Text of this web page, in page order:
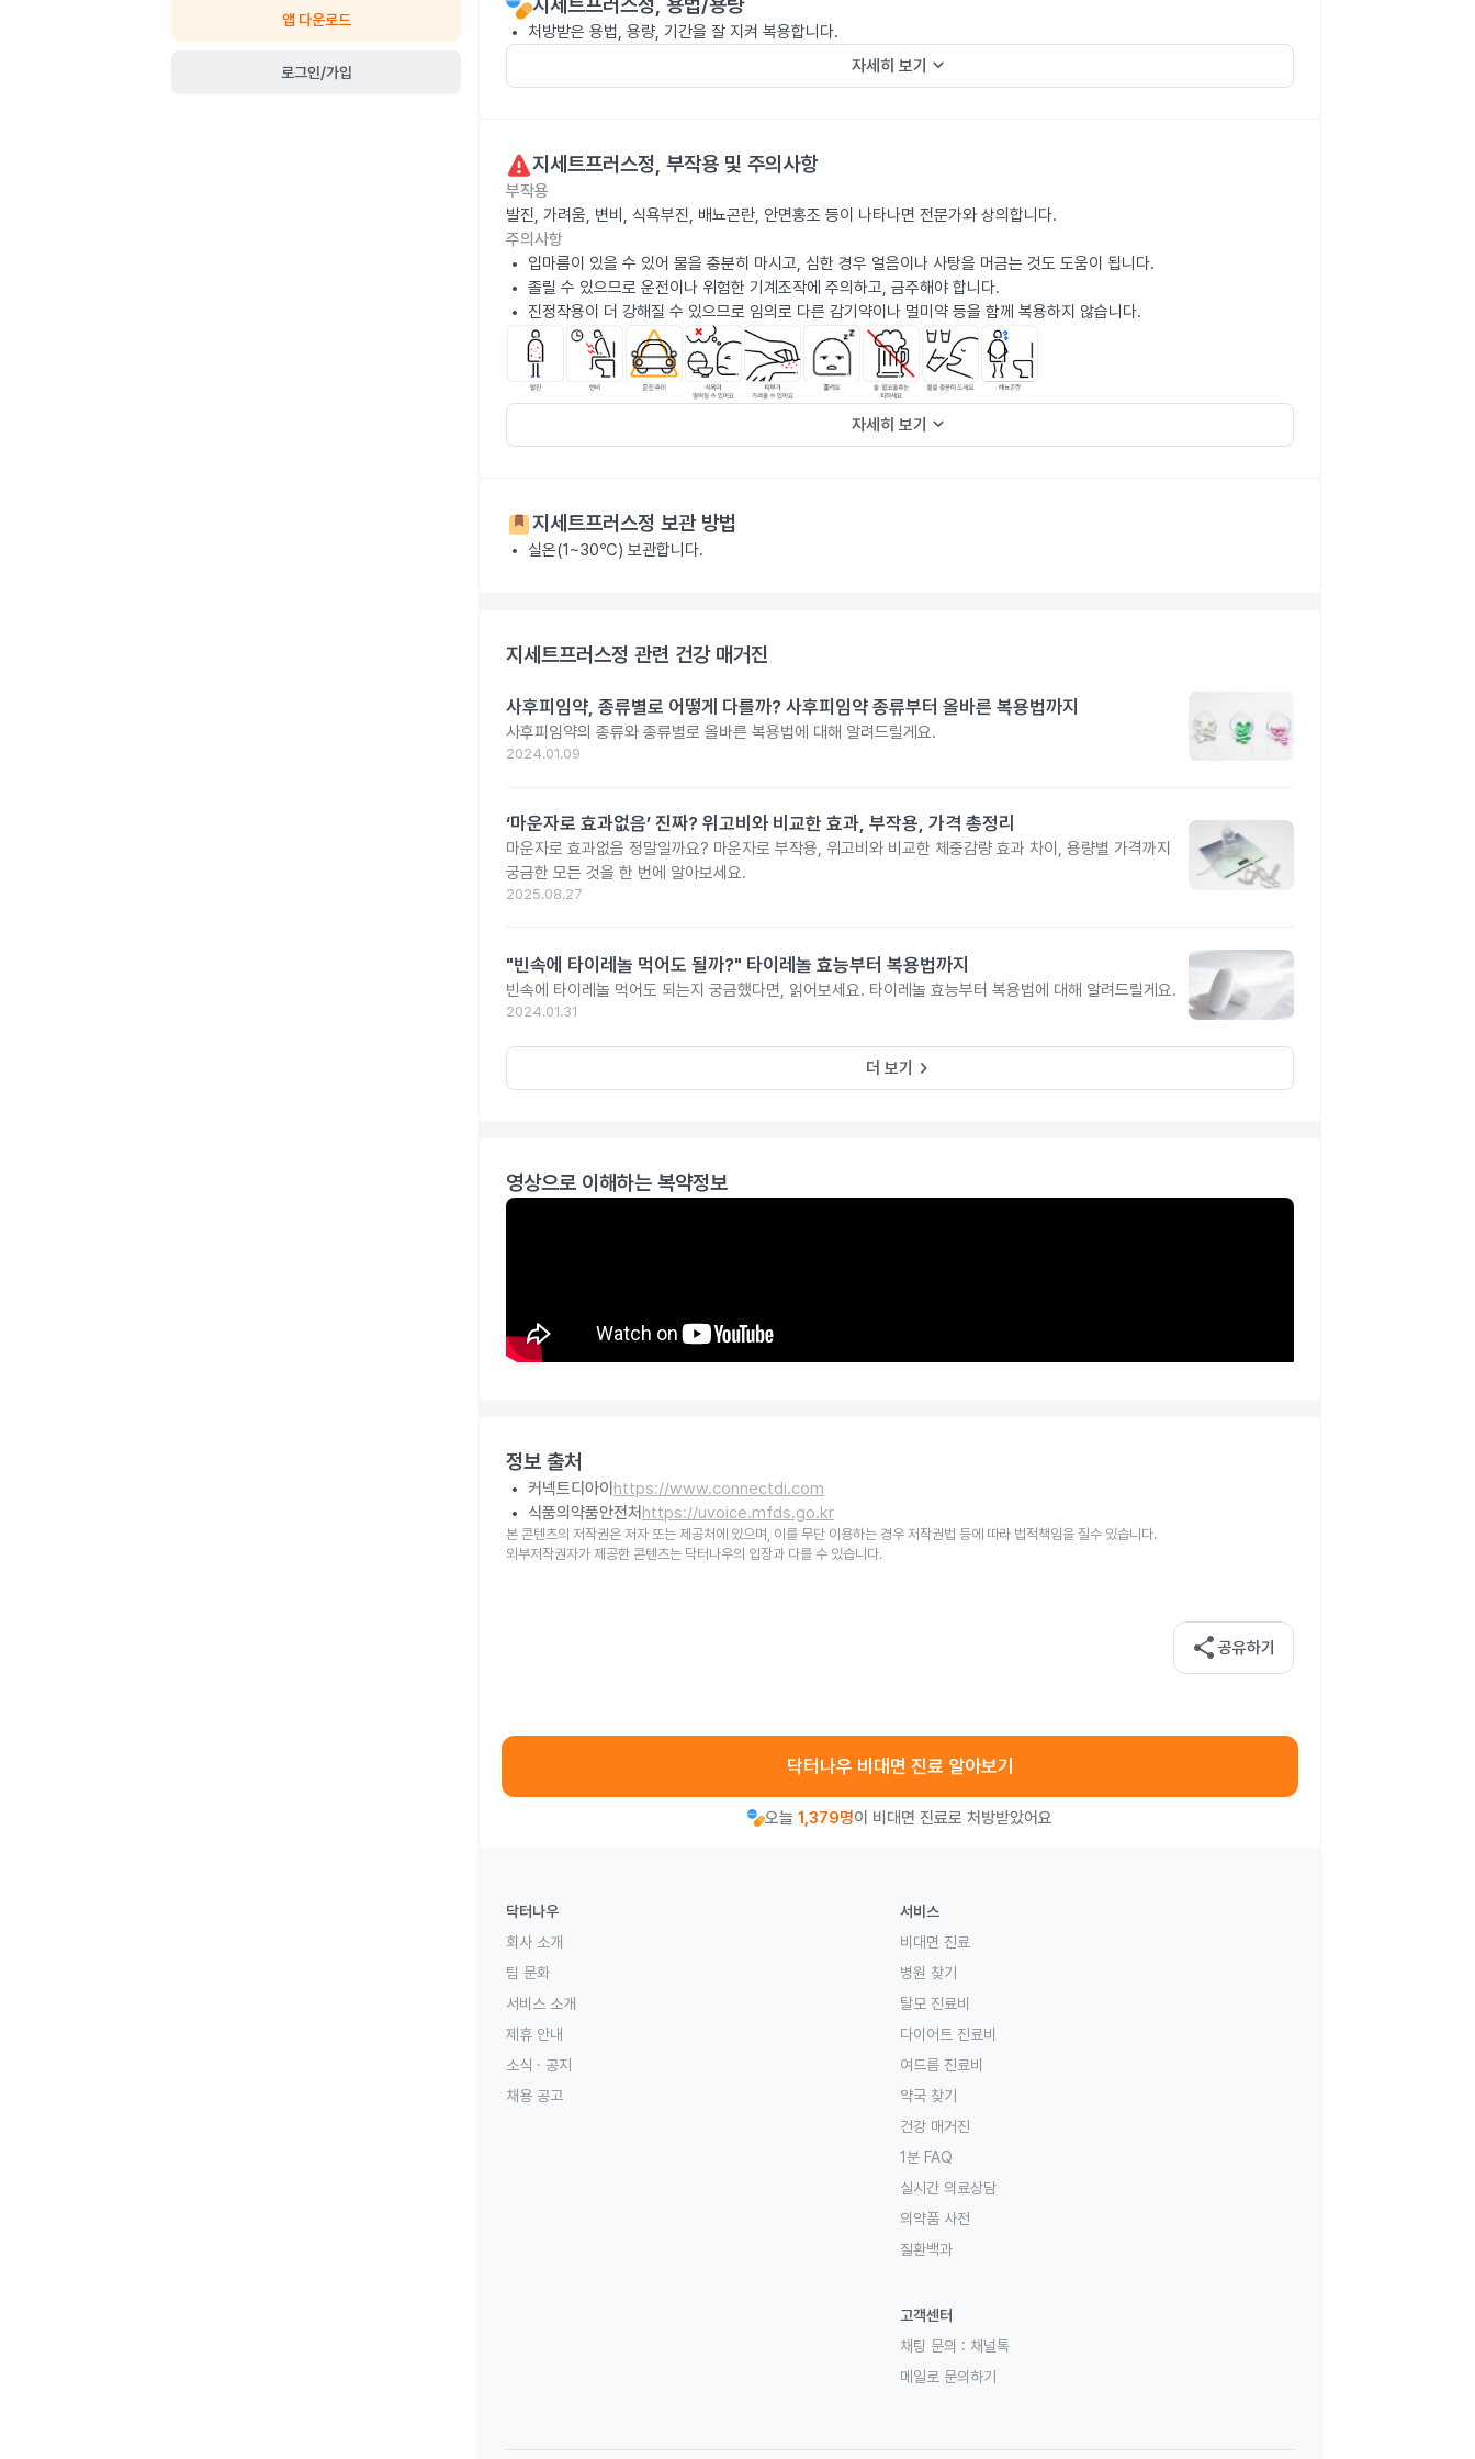
앱 다운로드
로그인/가입
처방받은 용법, 용량, 기간을 잘 지켜 복용합니다.
자세히 보기 keyboard_arrow_down
지세트프러스정, 부작용 및 주의사항
부작용
발진, 가려움, 변비, 식욕부진, 배뇨곤란, 안면홍조 등이 나타나면 전문가와 상의합니다.
주의사항
입마름이 있을 수 있어 물을 충분히 마시고, 심한 경우 얼음이나 사탕을 머금는 것도 도움이 됩니다.
졸릴 수 있으므로 운전이나 위험한 기계조작에 주의하고, 금주해야 합니다.
진정작용이 더 강해질 수 있으므로 임의로 다른 감기약이나 멀미약 등을 함께 복용하지 않습니다.
자세히 보기 keyboard_arrow_down
지세트프러스정 보관 방법
실온(1~30℃) 보관합니다.
지세트프러스정 관련 건강 매거진
사후피임약, 종류별로 어떻게 다를까? 사후피임약 종류부터 올바른 복용법까지
사후피임약의 종류와 종류별로 올바른 복용법에 대해 알려드릴게요.
2024.01.09
‘마운자로 효과없음’ 진짜? 위고비와 비교한 효과, 부작용, 가격 총정리
마운자로 효과없음 정말일까요? 마운자로 부작용, 위고비와 비교한 체중감량 효과 차이, 용량별 가격까지
궁금한 모든 것을 한 번에 알아보세요.
2025.08.27
"빈속에 타이레놀 먹어도 될까?" 타이레놀 효능부터 복용법까지
빈속에 타이레놀 먹어도 되는지 궁금했다면, 읽어보세요. 타이레놀 효능부터 복용법에 대해 알려드릴게요.
2024.01.31
더 보기 keyboard_arrow_right
영상으로 이해하는 복약정보
정보 출처
커넥트디아이 https://www.connectdi.com
식품의약품안전처 https://uvoice.mfds.go.kr
본 콘텐츠의 저작권은 저자 또는 제공처에 있으며, 이를 무단 이용하는 경우 저작권법 등에 따라 법적책임을 질수 있습니다.
외부저작권자가 제공한 콘텐츠는 닥터나우의 입장과 다를 수 있습니다.
share 공유하기
닥터나우 비대면 진료 알아보기
오늘 1,379명이 비대면 진료로 처방받았어요
닥터나우
회사 소개
팀 문화
서비스 소개
제휴 안내
소식 · 공지
채용 공고
서비스
비대면 진료
병원 찾기
탈모 진료비
다이어트 진료비
여드름 진료비
약국 찾기
건강 매거진
1분 FAQ
실시간 의료상담
의약품 사전
질환백과
고객센터
채팅 문의 : 채널톡
메일로 문의하기